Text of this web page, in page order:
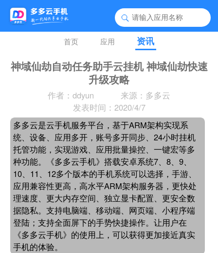
首页 应用 资讯
神域仙劫自动任务助手云挂机 神域仙劫快速
升级攻略
作者：ddyun
来源：多多云
发表时间：2020/4/7
多多云是云手机服务平台，基于ARM架构实现系
统、设备、应用多开，账号多开同步、24小时挂机
托管功能，实现游戏、应用批量操控、一键宏等多
种功能。《多多云手机》搭载安卓系统7、8、9、
10、11、12多个版本的手机系统可以选择，手游、
应用兼容性更高，高水平ARM架构服务器，更快处
理速度、更大内存空间、独立显卡配置、更安全数
据隐私。支持电脑端、移动端、网页端、小程序端
登陆；支持全面屏下的手势快捷操作。让用户在
《多多云手机》的使用上，可以获得更加接近真实
手机的体验。